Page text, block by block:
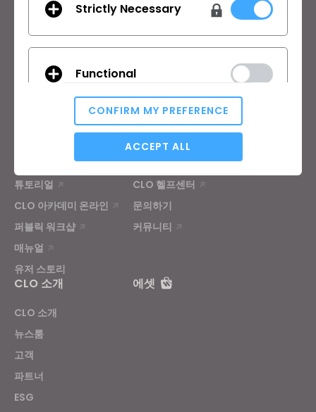
무료 체험판
기업
교육기관
채용정보
원부자재 서비스
CLO-SET
튜토리얼
CLO 아카데미 온라인
퍼블릭 워크샵
매뉴얼
유저 스토리
고객지원
CLO 헬프센터
문의하기
커뮤니티
CLO 소개
CLO 소개
뉴스룸
고객
파트너
ESG
에셋
Strictly Necessary
Functional
Analytical / Performance
Targeting
If you reject all, some features might not function
CONFIRM MY PREFERENCE
ACCEPT ALL